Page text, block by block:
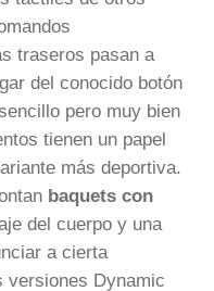
traseros pasan a
del conocido botón
pero muy bien
tienen un papel
más deportiva.
baquets con
del cuerpo y una
a cierta
versiones Dynamic